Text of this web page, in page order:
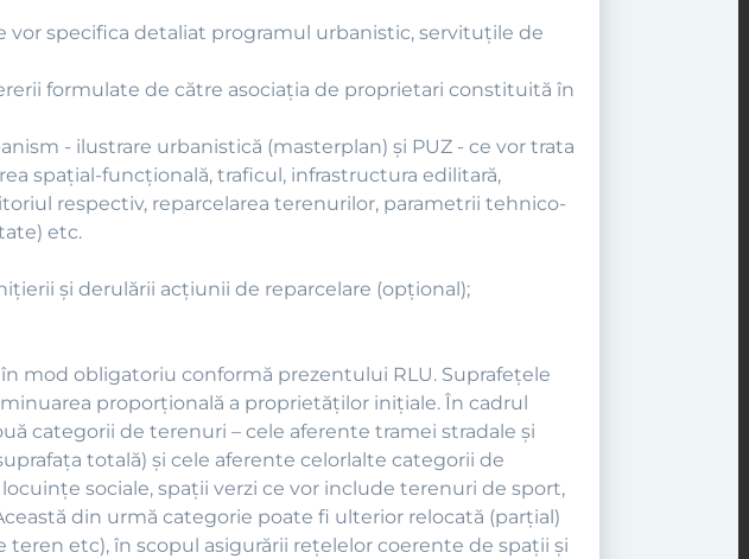
vor specifica detaliat programul urbanistic, servituţile de
formulate de către asociaţia de proprietari constituită în
- ilustrare urbanistică (masterplan) şi PUZ - ce vor trata
spaţial-funcţională, traficul, infrastructura edilitară,
respectiv, reparcelarea terenurilor, parametrii tehnico-
etc.
şi derulării acţiunii de reparcelare (opţional);
mod obligatoriu conformă prezentului RLU. Suprafeţele
proporţională a proprietăţilor iniţiale. În cadrul
categorii de terenuri – cele aferente tramei stradale şi
totală) şi cele aferente celorlalte categorii de
sociale, spaţii verzi ce vor include terenuri de sport,
din urmă categorie poate fi ulterior relocată (parţial)
etc), în scopul asigurării reţelelor coerente de spaţii şi